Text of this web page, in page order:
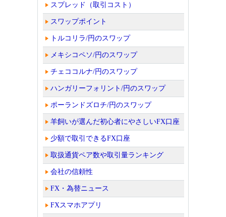
スプレッド（取引コスト）
スワップポイント
トルコリラ/円のスワップ
メキシコペソ/円のスワップ
チェココルナ/円のスワップ
ハンガリーフォリント/円のスワップ
ポーランドズロチ/円のスワップ
羊飼いが選んだ初心者にやさしいFX口座
少額で取引できるFX口座
取扱通貨ペア数や取引量ランキング
会社の信頼性
FX・為替ニュース
FXスマホアプリ